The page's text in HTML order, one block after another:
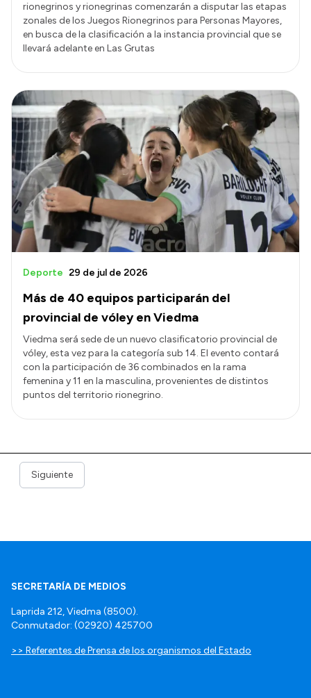
rionegrinos y rionegrinas comenzarán a disputar las etapas
zonales de los Juegos Rionegrinos para Personas Mayores,
en busca de la clasificación a la instancia provincial que se
llevará adelante en Las Grutas
Más de 40 equipos participarán del
provincial de vóley en Viedma
Deporte 29 de jul de 2026
Viedma será sede de un nuevo clasificatorio provincial de
vóley, esta vez para la categoría sub 14. El evento contará
con la participación de 36 combinados en la rama
femenina y 11 en la masculina, provenientes de distintos
puntos del territorio rionegrino.
Siguiente
SECRETARÍA DE MEDIOS
Laprida 212, Viedma (8500).
Conmutador: (02920) 425700
>> Referentes de Prensa de los organismos del Estado